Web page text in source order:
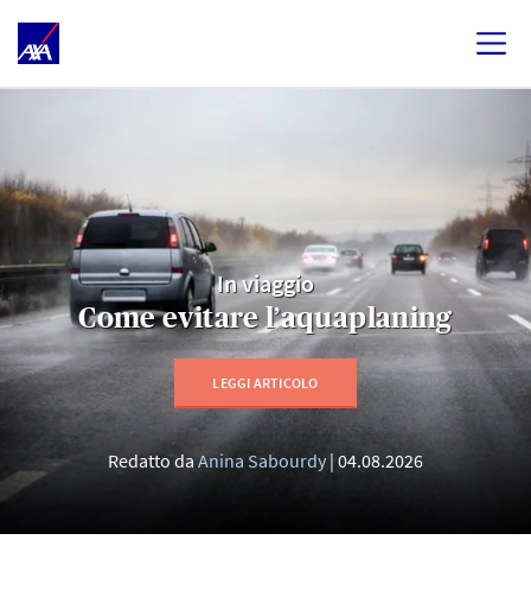
In viaggio
Come evitare l’aquaplaning
LEGGI ARTICOLO
Redatto daAnina Sabourdy 04.08.2026